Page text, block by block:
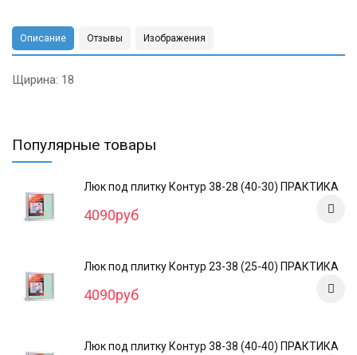
Описание Отзывы Изображения
Щирина: 18
Популярные товары
Люк под плитку Контур 38-28 (40-30) ПРАКТИКА
4090руб
Люк под плитку Контур 23-38 (25-40) ПРАКТИКА
4090руб
Люк под плитку Контур 38-38 (40-40) ПРАКТИКА